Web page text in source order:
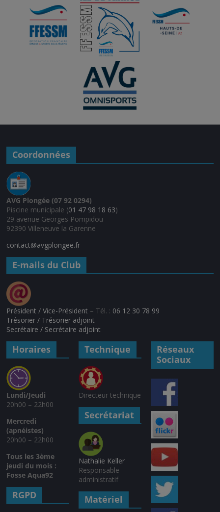
Coordonnées
AVG Plongée (07 92 0294)
Piscine municipale (01 47 98 18 63)
29 avenue Georges Pompidou
92390 Villeneuve la Garenne
contact@avgplongee.fr
E-mails du Club
Président / Vice-Président – Tél. : 06 12 30 78 99
Trésorier / Trésorier adjoint
Secrétaire / Secrétaire adjoint
Horaires
Lundi/Jeudi
20h00 – 22h00
Mercredi
(apnéistes)
20h00 – 22h00
Tous les 3ème
jeudi du mois :
Fosse Aqua92
RGPD
Technique
Directeur technique
Secrétariat
Nathalie Keller
Responsable
administratif
Matériel
Réseaux
Sociaux